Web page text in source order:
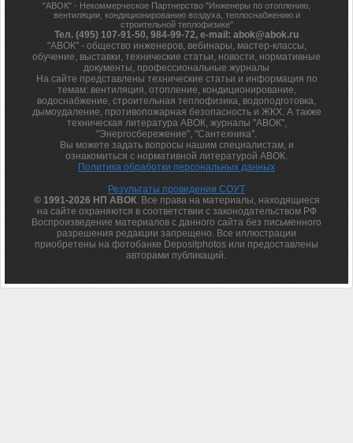
"АВОК" - Некоммерческое Партнерство "Инженеры по отоплению,
вентиляции, кондиционированию воздуха, теплоснабжению и
строительной теплофизике"
Тел. (495) 107-91-50, 984-99-72, e-mail: abok@abok.ru
"АВОК" - общество инженеров, вебинары, мастер-классы,
обучение, выставки, технические статьи, новости, нормативные
документы, профессиональные журналы
На сайте представлены технические статьи и информация по
темам: вентиляция, отопление, кондиционирование,
водоснабжение, строительная теплофизика, водоподготовка,
дымоудаление, противопожарная безопасность и ЖКХ. А также
техническая литература АВОК, журналы "АВОК",
"Энергосбережение", "Сантехника".
Вы можете задать вопросы нашим специалистам, и
ознакомиться с нормативной литературой АВОК.
Политика обработки персональных данных
Результаты проведения СОУТ
© 1991-2026 НП АВОК. Все права на материалы, находящиеся
на сайте охраняются в соответствии с законодательством РФ
Воспроизведение материалов с данного сайта без письменного
разрешения редакции запрещено. Все иллюстрации
приобретены на фотобанке Depositphotos или предоставлены
авторами публикаций.